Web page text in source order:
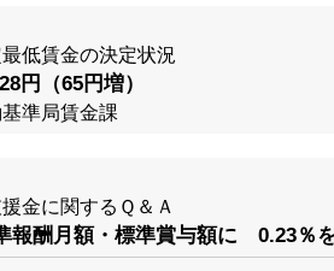
低賃金の決定状況
円（65円増）
準局賃金課
金に関するＱ＆Ａ
報酬月額・標準賞与額に 0.23％